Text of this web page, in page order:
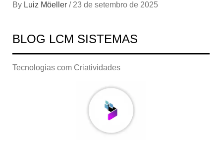
By Luiz Möeller / 23 de setembro de 2025
BLOG LCM SISTEMAS
Tecnologias com Criatividades